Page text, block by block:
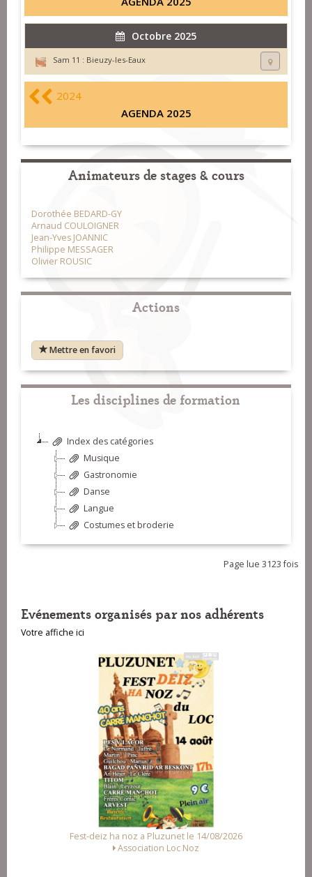
Octobre 2025
Sam 11 : Bieuzy-les-Eaux
2024
AGENDA 2025
Animateurs de stages & cours
Dorothée BEDARD-GY
Arnaud COULOIGNER
Jean-Yves JOANNIC
Philippe MESSAGER
Olivier ROUSIC
Actions
Mettre en favori
Les disciplines de formation
Index des catégories
Musique
Gastronomie
Danse
Langue
Costumes et broderie
Page lue 3123 fois
Evénements organisés par nos adhérents
Votre affiche ici
Fest-deiz ha noz a Pluzunet le 14/08/2026
Association Loc Noz